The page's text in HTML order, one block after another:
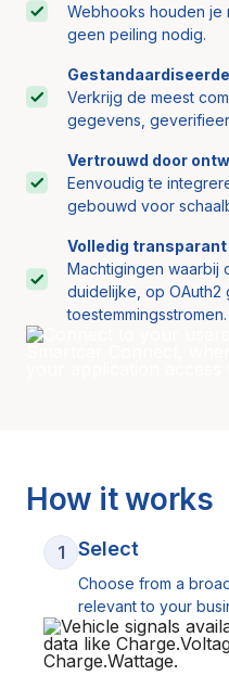
Webhooks houden je
geen peiling nodig.
Verkrijg de meest
gegevens,
Vertrouwd door
Eenvoudig te
gebouwd voor
Volledig transparant
Machtigingen waarbij
duidelijke, op OAuth2
toestemmingsstromen.
How it works
1 Select
Choose from a
relevant to your